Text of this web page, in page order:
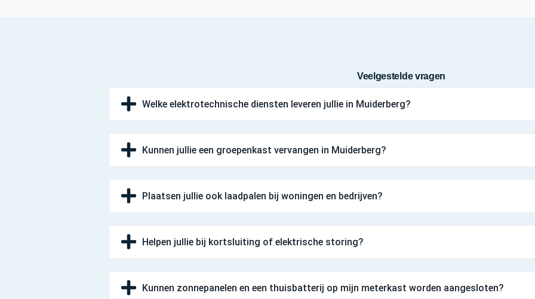
Veelgestelde vragen
Welke elektrotechnische diensten leveren jullie in Muiderberg?
Kunnen jullie een groepenkast vervangen in Muiderberg?
Plaatsen jullie ook laadpalen bij woningen en bedrijven?
Helpen jullie bij kortsluiting of elektrische storing?
Kunnen zonnepanelen en een thuisbatterij op mijn meterkast worden aangesloten?